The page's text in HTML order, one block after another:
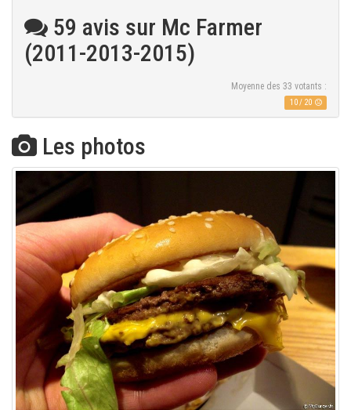
59 avis sur Mc Farmer
(2011-2013-2015)
Moyenne des 33 votants :
10/ 20
Les photos